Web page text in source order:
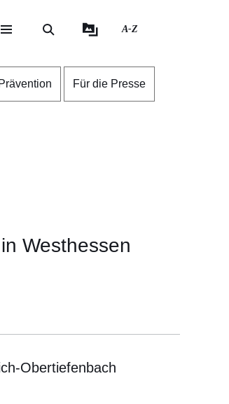
A-Z
Prävention Für die Presse
Westhessen
Obertiefenbach